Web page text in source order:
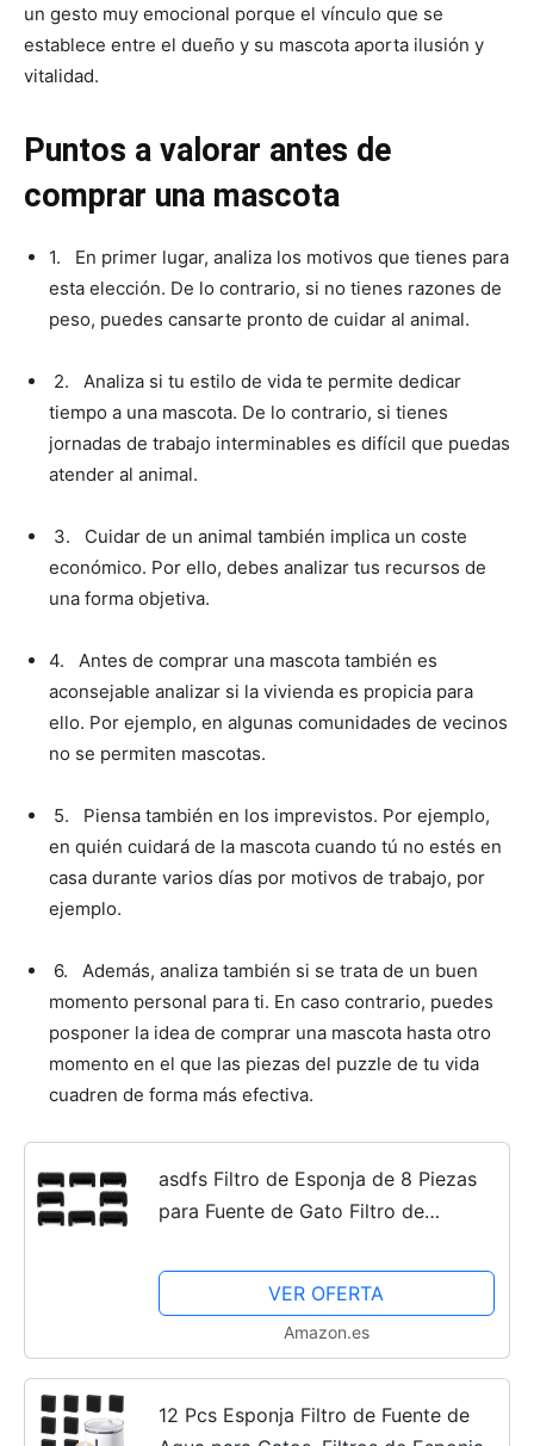
un gesto muy emocional porque el vínculo que se
establece entre el dueño y su mascota aporta ilusión y
vitalidad.
Puntos a valorar antes de
comprar una mascota
1. En primer lugar, analiza los motivos que tienes para
esta elección. De lo contrario, si no tienes razones de
peso, puedes cansarte pronto de cuidar al animal.
2. Analiza si tu estilo de vida te permite dedicar
tiempo a una mascota. De lo contrario, si tienes
jornadas de trabajo interminables es difícil que puedas
atender al animal.
3. Cuidar de un animal también implica un coste
económico. Por ello, debes analizar tus recursos de
una forma objetiva.
4. Antes de comprar una mascota también es
aconsejable analizar si la vivienda es propicia para
ello. Por ejemplo, en algunas comunidades de vecinos
no se permiten mascotas.
5. Piensa también en los imprevistos. Por ejemplo,
en quién cuidará de la mascota cuando tú no estés en
casa durante varios días por motivos de trabajo, por
ejemplo.
6. Además, analiza también si se trata de un buen
momento personal para ti. En caso contrario, puedes
posponer la idea de comprar una mascota hasta otro
momento en el que las piezas del puzzle de tu vida
cuadren de forma más efectiva.
asdfs Filtro de Esponja de 8 Piezas
para Fuente de Gato Filtro de
Filtro de Espuma de Esponja para
Fuente de Gato para Perros...
VER OFERTA
Amazon.es
12 Pcs Esponja Filtro de Fuente de